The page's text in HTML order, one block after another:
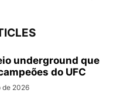
underground que
do UFC
de 2026